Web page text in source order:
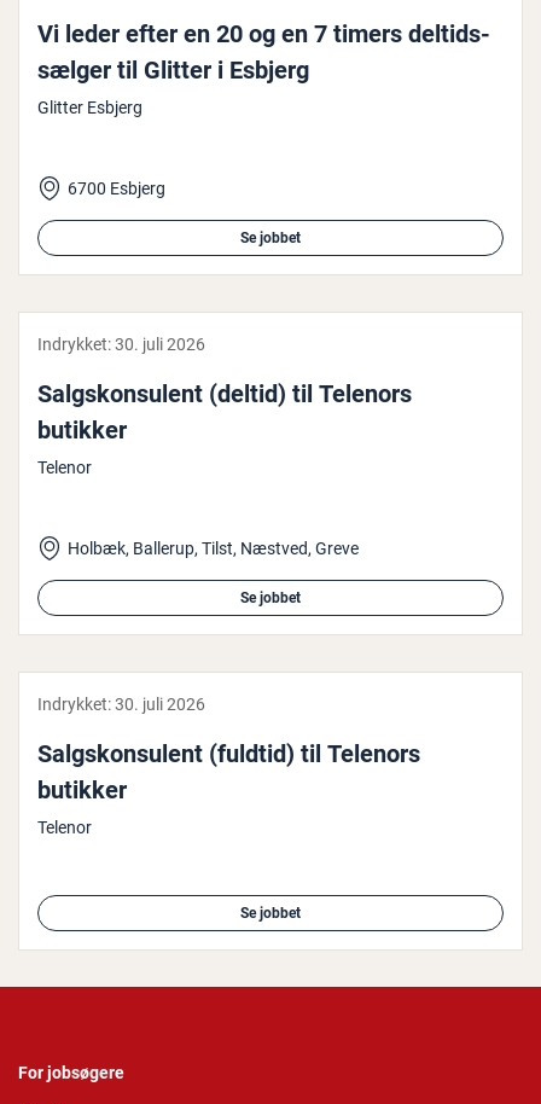
Vi leder efter en 20 og en 7 timers del­tids­
sæl­ger til Glitter i Esbjerg
Glitter Esbjerg
6700 Esbjerg
Se jobbet
Indrykket:30. juli 2026
Salgs­kon­su­lent (deltid) til Telenors
butikker
Telenor
Holbæk, Ballerup, Tilst, Næstved, Greve
Se jobbet
Indrykket:30. juli 2026
Salgs­kon­su­lent (fuldtid) til Telenors
butikker
Telenor
Se jobbet
For jobsøgere